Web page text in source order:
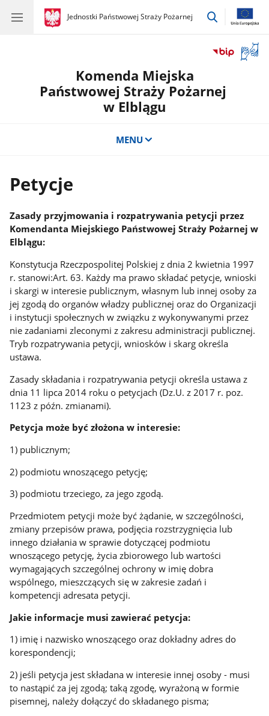
gov.pl
Jednostki Państwowej Straży Pożarnej
gov.pl
Jednostki
przejdź
okno
Komenda Miejska
Państwowej Straży Pożarnej
w Elblągu
MENU
Petycje
Zasady przyjmowania i rozpatrywania petycji przez
Komendanta Miejskiego Państwowej Straży Pożarnej w
Elblągu:
Konstytucja Rzeczpospolitej Polskiej z dnia 2 kwietnia 1997
r. stanowi:Art. 63. Każdy ma prawo składać petycje, wnioski
i skargi w interesie publicznym, własnym lub innej osoby za
jej zgodą do organów władzy publicznej oraz do Organizacji
i instytucji społecznych w związku z wykonywanymi przez
nie zadaniami zleconymi z zakresu administracji publicznej.
Tryb rozpatrywania petycji, wniosków i skarg określa
ustawa.
Zasady składania i rozpatrywania petycji określa ustawa z
dnia 11 lipca 2014 roku o petycjach (Dz.U. z 2017 r. poz.
1123 z późn. zmianami).
Petycja może być złożona w interesie:
1) publicznym;
2) podmiotu wnoszącego petycję;
3) podmiotu trzeciego, za jego zgodą.
Przedmiotem petycji może być żądanie, w szczególności,
zmiany przepisów prawa, podjęcia rozstrzygnięcia lub
innego działania w sprawie dotyczącej podmiotu
wnoszącego petycję, życia zbiorowego lub wartości
wymagających szczególnej ochrony w imię dobra
wspólnego, mieszczących się w zakresie zadań i
kompetencji adresata petycji.
Jakie informacje musi zawierać petycja:
1) imię i nazwisko wnoszącego oraz dokładny adres do
korespondencji;
2) jeśli petycja jest składana w interesie innej osoby - musi
to nastąpić za jej zgodą; taką zgodę, wyrażoną w formie
pisemnej, należy dołączyć do składanego pisma;